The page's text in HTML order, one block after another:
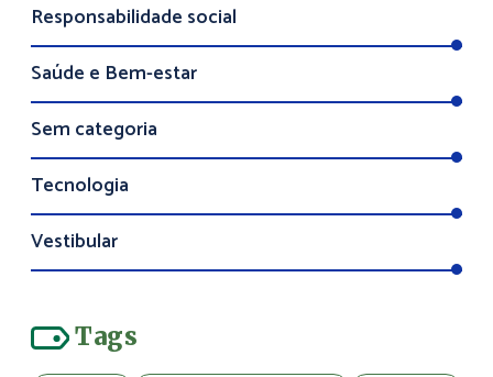
Responsabilidade social
Saúde e Bem-estar
Sem categoria
Tecnologia
Vestibular
Tags